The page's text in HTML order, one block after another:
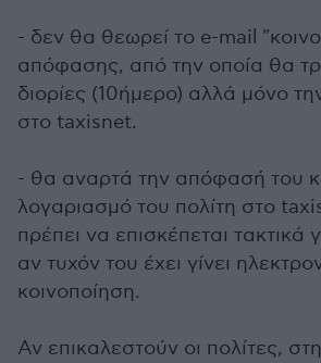
- δεν θα θεωρεί το e-mail
απόφασης, από την οποία θα
διορίες (10ήμερο) αλλά μόνο
στο taxisnet.
- θα αναρτά την απόφασή του
λογαριασμό του πολίτη στο
πρέπει να επισκέπεται τακτικά
αν τυχόν του έχει γίνει
κοινοποίηση.
Αν επικαλεστούν οι πολίτες,